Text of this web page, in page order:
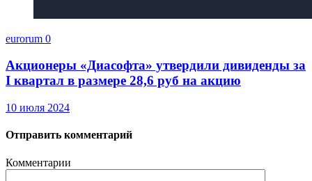
eurorum 0
Акционеры «Диасофта» утвердили дивиденды за
I квартал в размере 28,6 руб на акцию
10 июля 2024
Отправить комментарий
Комментарии